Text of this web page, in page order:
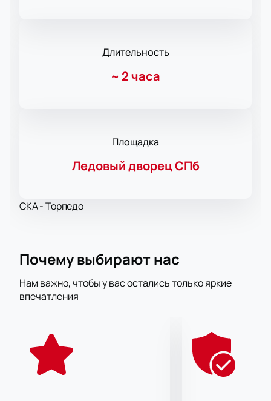
Длительность
~ 2 часа
Площадка
Ледовый дворец СПб
СКА - Торпедо
Почему выбирают нас
Нам важно, чтобы у вас остались только яркие
впечатления